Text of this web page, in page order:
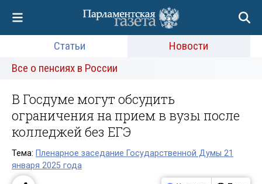
Статьи
Новости
Все о пенсиях в России
В Госдуме могут обсудить
ограничения на прием в вузы после
колледжей без ЕГЭ
Тема: Пленарное заседание Государственной Думы 21
января 2025 года